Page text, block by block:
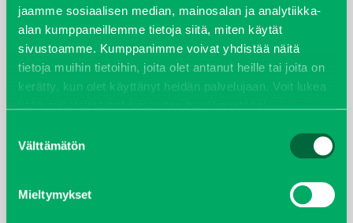
jaamme sosiaalisen median, mainosalan ja analytiikka-
alan kumppaneillemme tietoja siitä, miten käytät
sivustoamme. Kumppanimme voivat yhdistää näitä
tietoja muihin tietoihin, joita olet antanut heille tai joita on
kerätty, kun olet käyttänyt heidän palvelujaan. Voit lukea
valinta
Välttämätön
Mieltymykset
syyskuu 2023
joulukuu 2022
huhtikuu 2022
helmikuu 2022